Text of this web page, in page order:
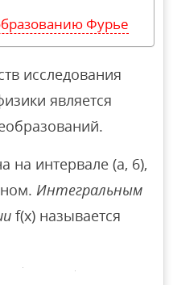
Фурье
исследования
является
на интервале (а, 6),
Интегральным
f(х) называется